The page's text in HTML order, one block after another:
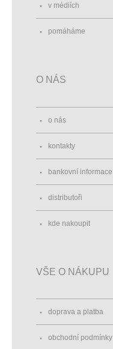
v médiích
pomáháme
O NÁS
o nás
kontakty
bankovní informace
distributoři
kde nakoupit
VŠE O NÁKUPU
doprava a platba
obchodní podmínky